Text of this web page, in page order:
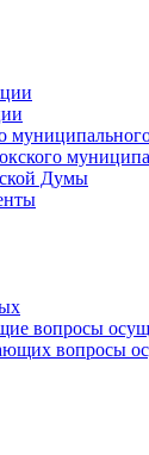
Думы
вопросы
вопросы